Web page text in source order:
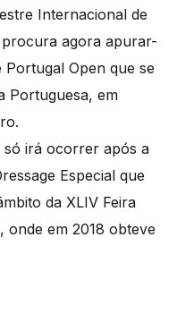
Internacional de
agora apurar-
Open que se
Portuguesa, em
só irá ocorrer após a
Especial que
da XLIV Feira
onde em 2018 obteve